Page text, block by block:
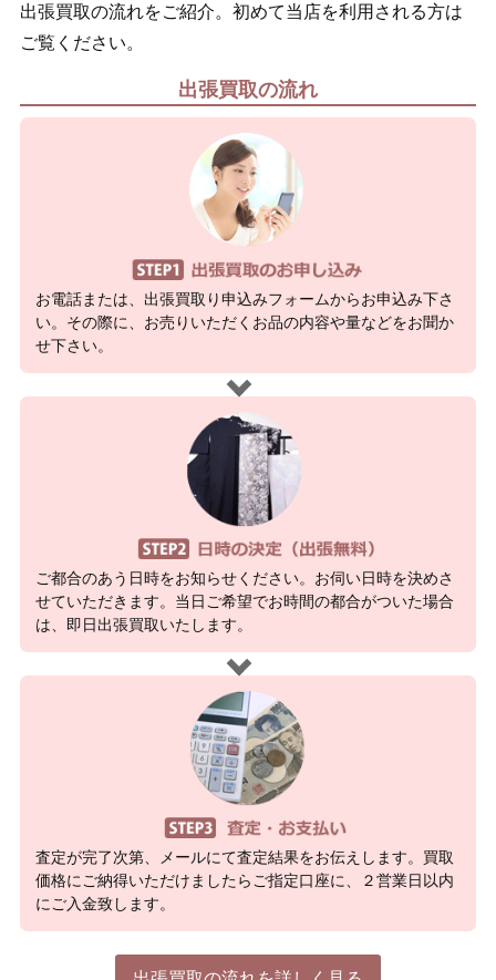
出張買取の流れをご紹介。初めて当店を利用される方は
ご覧ください。
出張買取の流れ
お電話または、出張買取り申込みフォームからお申込み下さ
い。その際に、お売りいただくお品の内容や量などをお聞か
せ下さい。
ご都合のあう日時をお知らせください。お伺い日時を決めさ
せていただきます。当日ご希望でお時間の都合がついた場合
は、即日出張買取いたします。
査定が完了次第、メールにて査定結果をお伝えします。買取
価格にご納得いただけましたらご指定口座に、２営業日以内
にご入金致します。